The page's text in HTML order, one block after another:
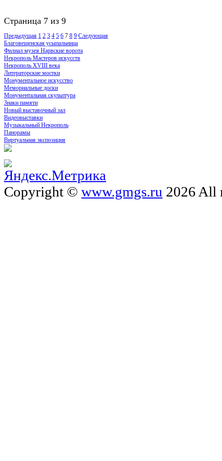
Страница 7 из 9
Предыдущая 1 2 3 4 5 6 7 8 9 Следующая
Благовещенская усыпальница
Филиал музея Нарвские ворота
Некрополь Мастеров искусств
Некрополь XVIII века
Литераторские мостки
Монументальное искусство
Мемориальные доски
Монументальная скульптура
Знаки памяти
Новый выставочный зал
Видеовыставки
Музыкальный Некрополь
Панорамы
Виртуальная экспозиция
Copyright © www.gmgs.ru 2026 All